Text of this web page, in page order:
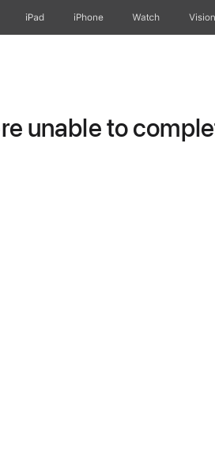
iPad iPhone Watch Vision
unable to